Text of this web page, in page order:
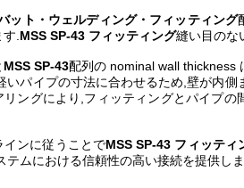
ット・ウェルディング・フィッティング
. MSS SP-43 フィッティング縫い目のな
MSS SP-43配列の nominal wall thickness
いパイプの寸法に合わせるため,壁が内
リングにより,フィッティングとパイプ
インに従うことでMSS SP-43 フィッティ
テムにおける信頼性の高い接続を提供しま